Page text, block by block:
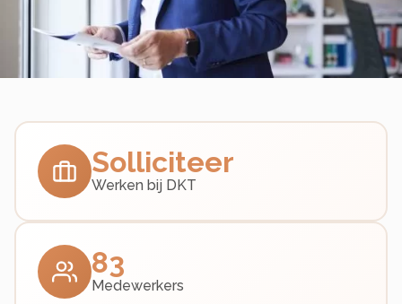
Solliciteer
Werken bij DKT
83
Medewerkers